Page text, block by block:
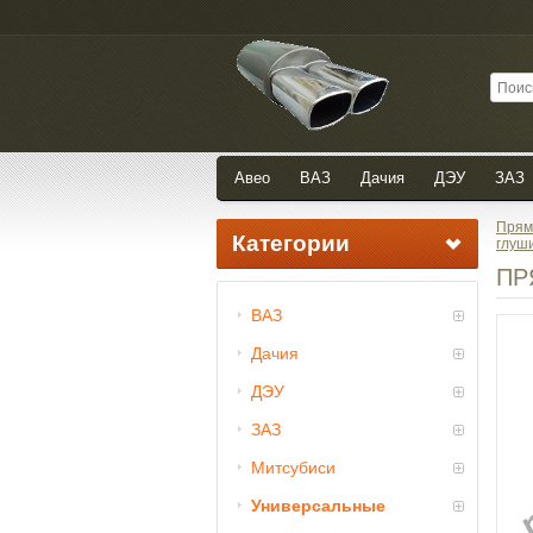
Авео ВАЗ Дачия ДЭУ ЗАЗ
Категории
ВАЗ
Дачия
ДЭУ
ЗАЗ
Митсубиси
Универсальные